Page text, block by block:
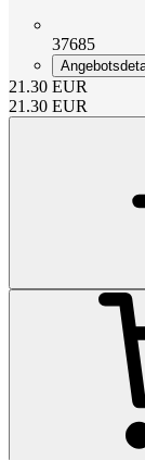
37685
21.30 EUR
21.30 EUR